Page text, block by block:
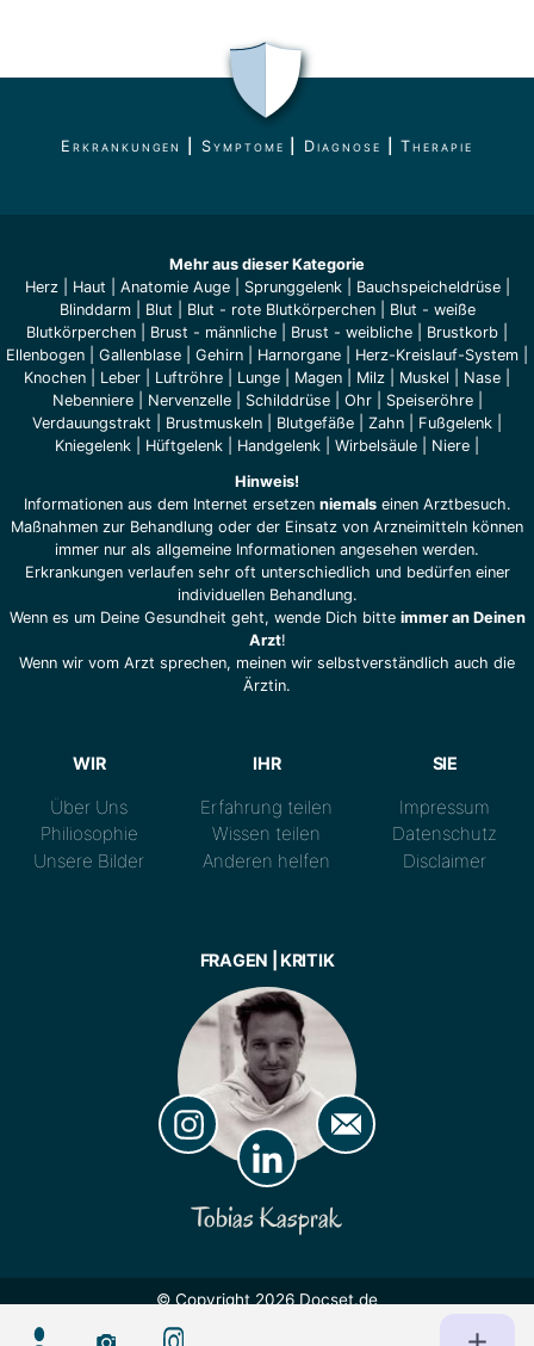
Erkrankungen Symptome Diagnose |Therapie
Mehr aus dieser Kategorie
Herz| Haut Anatomie Auge| Sprunggelenk| Bauchspeicheldrüse|
Blinddarm| Blut Blut - rote Blutkörperchen| Blut - weiße
Blutkörperchen
Brust - männliche Brust - weibliche Brustkorb
Ellenbogen
Gallenblase Gehirn Harnorgane Herz-Kreislauf-System
Knochen
Leber Luftröhre Lunge Magen Milz Muskel Nase
Nebenniere| Nervenzelle| Schilddrüse| Ohr| Speiseröhre|
Verdauungstrakt
Brustmuskeln Blutgefäße Zahn Fußgelenk
Kniegelenk
Hüftgelenk Handgelenk Wirbelsäule Niere
Hinweis!
Informationen aus dem Internet ersetzen niemalseinen Arztbesuch.
Maßnahmen zur Behandlung oder der Einsatz von Arzneimitteln können
immer nur als allgemeine Informationen angesehen werden.
Erkrankungen verlaufen sehr oft unterschiedlich und bedürfen einer
individuellen Behandlung.
Wenn es um Deine Gesundheit geht, wende Dich bitte immer an Deinen
Arzt!
Wenn wir vom Arzt sprechen, meinen wir selbstverständlich auch die
Ärztin.
WIR
Über Uns
Philiosophie
Unsere Bilder
IHR
Erfahrung teilen
Wissen teilen
Anderen helfen
SIE
Impressum
Datenschutz
Disclaimer
FRAGEN | KRITIK
Tobias Kasprak
© Copyright 2026 Docset.de
CC BY 4.0